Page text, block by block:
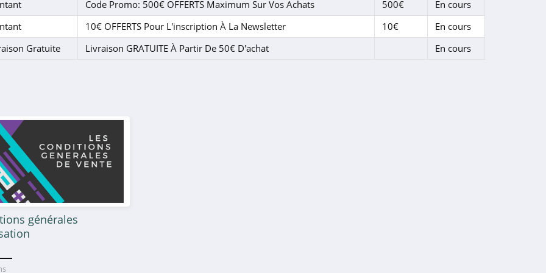
Code Promo: 500€ OFFERTS Maximum Sur Vos Achats 500€
En cours
10€ OFFERTS Pour L'inscription À La Newsletter 10€
En cours
Gratuite
Livraison GRATUITE À Partir De 50€ D'achat En cours
générales